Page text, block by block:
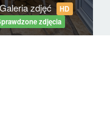
zdjęć
HD
zdjęcia